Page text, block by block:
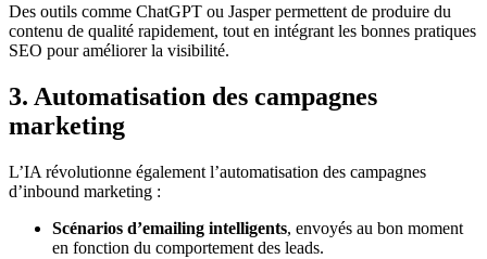
Des outils comme ChatGPT ou Jasper permettent de produire du
contenu de qualité rapidement, tout en intégrant les bonnes pratiques
SEO pour améliorer la visibilité.
3. Automatisation des campagnes
marketing
L’IA révolutionne également l’automatisation des campagnes
d’inbound marketing :
Scénarios d’emailing intelligents, envoyés au bon moment
en fonction du comportement des leads.